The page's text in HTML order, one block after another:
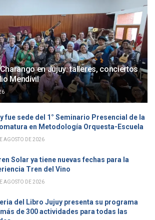
en Jujuy: talleres, conciertos
Mendívil
fue sede del 1° Seminario Presencial de la
en Metodología Orquesta-Escuela
AGOSTO DE 2026
Solar ya tiene nuevas fechas para la
Tren del Vino
AGOSTO DE 2026
del Libro Jujuy presenta su programa
de 300 actividades para todas las